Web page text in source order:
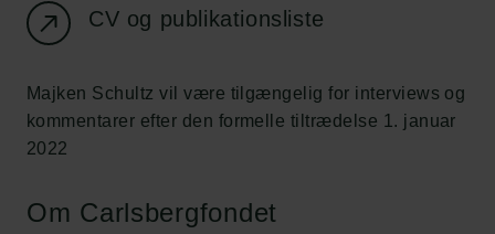
CV og publikationsliste
Majken Schultz vil være tilgængelig for interviews og
kommentarer efter den formelle tiltrædelse 1. januar
2022
Om Carlsbergfondet